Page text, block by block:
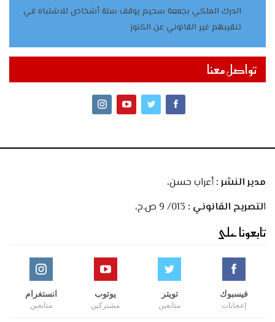
الدرك الملكي بجمعة سحيم يوقف ستة أشخاص للاشتباه في
تنقيبهم غير القانوني عن الكنوز
تواصل معنا
مدير النشر :أعراب حسن،
التصريح القانوني :
تابعونا على
فيسبوك
إعجابات
تويتر
متابعين
يوتوب
مشتركين
انستغرام
متابعين